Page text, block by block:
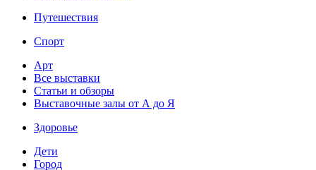
Путешествия
Спорт
Арт
Все выставки
Статьи и обзоры
Выставочные залы от А до Я
Здоровье
Дети
Город